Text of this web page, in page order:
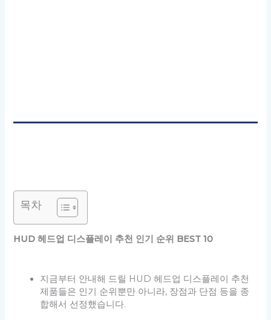
목차
HUD 헤드업 디스플레이 추천 인기 순위 BEST 10
지금부터 안내해 드릴 HUD 헤드업 디스플레이 추천
제품들은 인기 순위뿐만 아니라, 장점과 단점 등을 종
합해서 선정했습니다.